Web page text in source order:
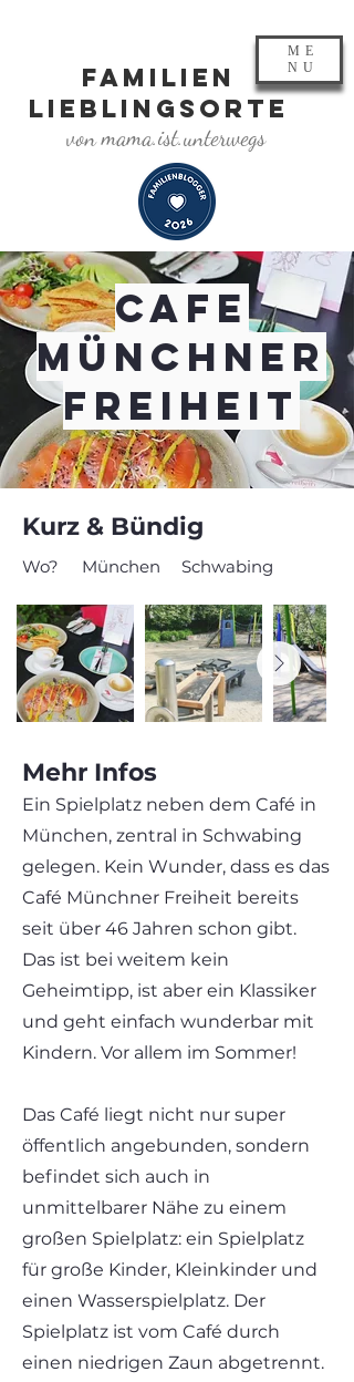
FAMILIEN
LIEBLINGSORTE
von mama.ist.unterwegs
ME
NU
Cafe
Münchner
Freiheit
Kurz & Bündig
Wo? München Schwabing
Mehr Infos
Ein Spielplatz neben dem Café in
München, zentral in Schwabing
gelegen. Kein Wunder, dass es das
Café Münchner Freiheit bereits
seit über 46 Jahren schon gibt.
Das ist bei weitem kein
Geheimtipp, ist aber ein Klassiker
und geht einfach wunderbar mit
Kindern. Vor allem im Sommer!
Das Café liegt nicht nur super
öffentlich angebunden, sondern
befindet sich auch in
unmittelbarer Nähe zu einem
großen Spielplatz: ein Spielplatz
für große Kinder, Kleinkinder und
einen Wasserspielplatz. Der
Spielplatz ist vom Café durch
einen niedrigen Zaun abgetrennt.